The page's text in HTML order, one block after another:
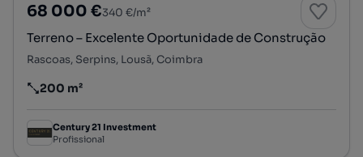
68 000 €340 €/m²
Terreno – Excelente Oportunidade de Construção
Rascoas, Serpins, Lousã, Coimbra
Preço por metro quadrado
200 m²
Century 21 Investment
Profissional